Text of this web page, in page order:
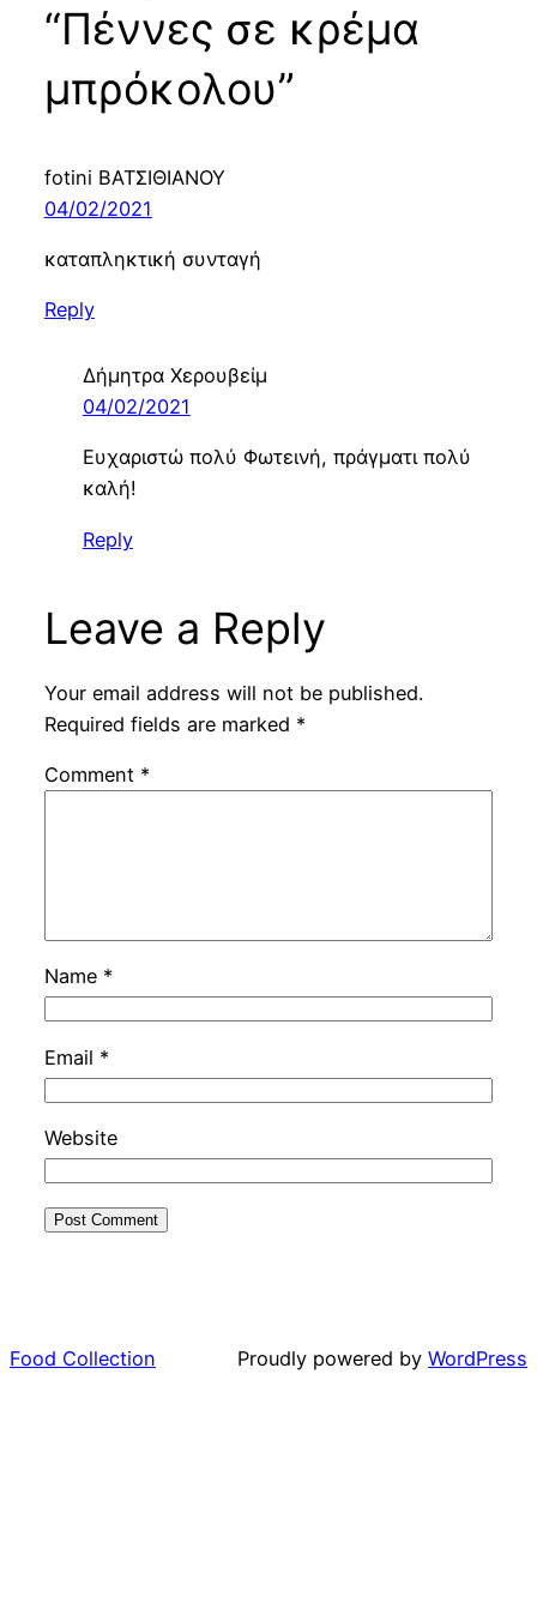
“Πέννες σε κρέμα
μπρόκολου”
fotini ΒΑΤΣΙΘΙΑΝΟΥ
04/02/2021
καταπληκτική συνταγή
Reply
Δήμητρα Χερουβείμ
04/02/2021
Ευχαριστώ πολύ Φωτεινή, πράγματι πολύ
καλή!
Reply
Leave a Reply
Your email address will not be published.
Required fields are marked *
Comment *
Name *
Email *
Website
Food Collection Proudly powered by WordPress